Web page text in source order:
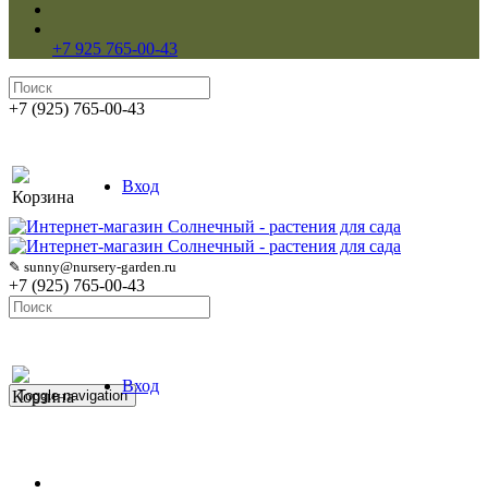
+7 925 765-00-43
+7 (925) 765-00-43
Корзина
Вход
✎ sunny@nursery-garden.ru
+7 (925) 765-00-43
Корзина
Вход
Toggle navigation